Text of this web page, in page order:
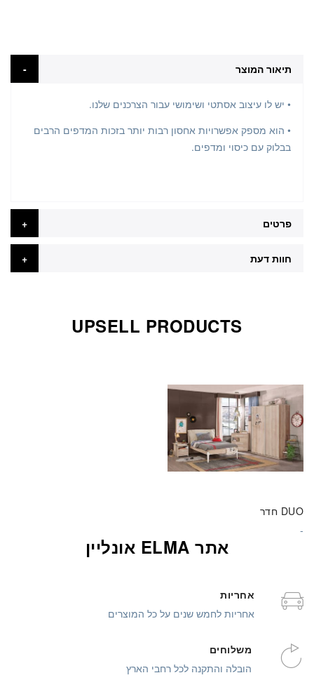
תיאור המוצר
• יש לו עיצוב אסתטי ושימושי עבור הצרכנים שלנו.
• הוא מספק אפשרויות אחסון רבות יותר בזכות המדפים הרבים
בבלוק עם כיסוי ומדפים.
פרטים
חוות דעת
UPSELL PRODUCTS
DUO חדר
אתר ELMA אונליין
אחריות
אחריות לחמש שנים על כל המוצרים
משלוחים
הובלה והתקנה לכל רחבי הארץ